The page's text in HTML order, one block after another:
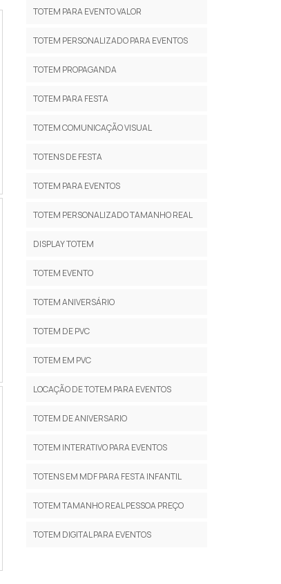
TOTEM PARA EVENTO VALOR
TOTEM PERSONALIZADO PARA EVENTOS
TOTEM PROPAGANDA
TOTEM PARA FESTA
TOTEM COMUNICAÇÃO VISUAL
TOTENS DE FESTA
TOTEM PARA EVENTOS
TOTEM PERSONALIZADO TAMANHO REAL
DISPLAY TOTEM
TOTEM EVENTO
TOTEM ANIVERSÁRIO
TOTEM DE PVC
TOTEM EM PVC
LOCAÇÃO DE TOTEM PARA EVENTOS
TOTEM DE ANIVERSARIO
TOTEM INTERATIVO PARA EVENTOS
TOTENS EM MDF PARA FESTA INFANTIL
TOTEM TAMANHO REAL PESSOA PREÇO
TOTEM DIGITAL PARA EVENTOS